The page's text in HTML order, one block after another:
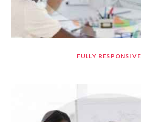
FULLY RESPONSIVE